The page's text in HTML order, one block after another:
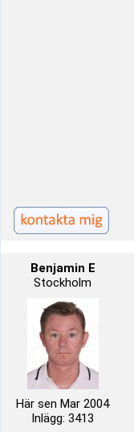
Benjamin E
Stockholm
Här sen Mar 2004
Inlägg: 3413